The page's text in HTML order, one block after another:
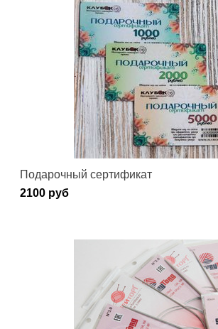
Подарочный сертификат
2100 руб